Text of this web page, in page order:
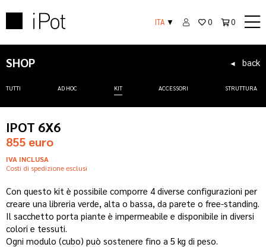
ITA ▼ 0 0
SHOP
TUTTI AD HOC KIT ACCESSORI STRUTTURA
◄ back
IPOT 6X6
855 euro
IVA INCLUSA
Costi di spedizione esclusi
Con questo kit è possibile comporre 4 diverse configurazioni per
creare una libreria verde, alta o bassa, da parete o free-standing.
Il sacchetto porta piante è impermeabile e disponibile in diversi
colori e tessuti.
Ogni modulo (cubo) può sostenere fino a 5 kg di peso.